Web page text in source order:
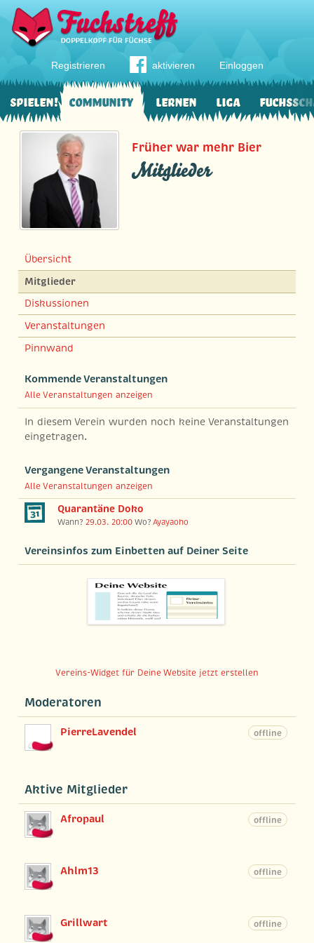
Registrieren aktivieren Einloggen
Community Lernen Liga
Spielen!
Früher war mehr Bier
Mitglieder
Übersicht
Mitglieder
Diskussionen
Veranstaltungen
Pinnwand
Kommende Veranstaltungen
Alle Veranstaltungen anzeigen
In diesem Verein wurden noch keine Veranstaltungen
eingetragen.
Vergangene Veranstaltungen
Alle Veranstaltungen anzeigen
Quarantäne Doko
Wann?29.03. 20:00 Wo?Ayayaoho
Vereinsinfos zum Einbetten auf Deiner Seite
Vereins-Widget für Deine Website jetzt erstellen
Moderatoren
PierreLavendel offline
Aktive Mitglieder
Afropaul offline
Ahlm13 offline
Grillwart offline